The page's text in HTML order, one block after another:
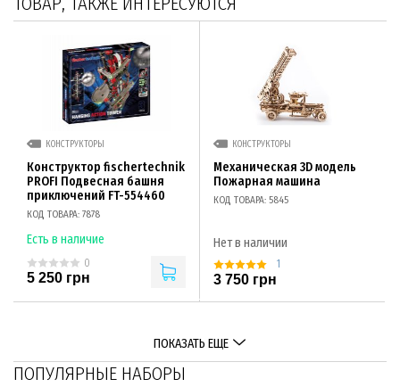
КОНСТРУКТОРЫ
Конструктор fischertechnik
PROFI Подвесная башня
приключений FT-554460
КОД ТОВАРА: 7878
Есть в наличие
0
5 250 грн
КОНСТРУКТОРЫ
Механическая 3D модель
Пожарная машина
КОД ТОВАРА: 5845
Нет в наличии
1
3 750 грн
ПОКАЗАТЬ ЕЩЕ
ПОПУЛЯРНЫЕ НАБОРЫ